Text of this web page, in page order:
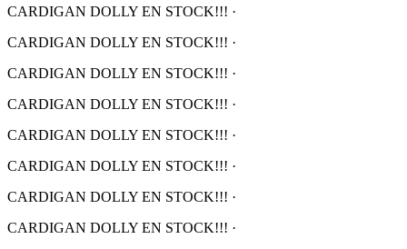
CARDIGAN DOLLY EN STOCK!!! ·
CARDIGAN DOLLY EN STOCK!!! ·
CARDIGAN DOLLY EN STOCK!!! ·
CARDIGAN DOLLY EN STOCK!!! ·
CARDIGAN DOLLY EN STOCK!!! ·
CARDIGAN DOLLY EN STOCK!!! ·
CARDIGAN DOLLY EN STOCK!!! ·
CARDIGAN DOLLY EN STOCK!!! ·